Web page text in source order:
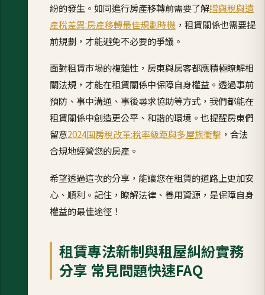
紛的發生。如同進行房產移轉前需要了解贈與稅與遺
產稅差異:房產移轉最佳規劃時機，租賃關係也需要提
前規劃，才能避免不必要的爭議。
面對租賃市場的複雜性，房東與房客都應積極瞭解相
關法規，才能在租賃關係中保障自身權益。透過事前
預防、事中溝通、事後尋求協助等方式，我們都能在
租賃關係中創造更公平、和諧的環境。也提醒房東們
留意2024囤房稅改革:稅率級距與多屋族衝擊，合法
合規地經營您的房產。
希望透過這次的分享，能讓您在租賃的道路上更加安
心、順利。記住，瞭解法律、善用資源，是保障自身
權益的最佳途徑！
租賃專法新制與租屋糾紛實務
分享 常見問題快速FAQ